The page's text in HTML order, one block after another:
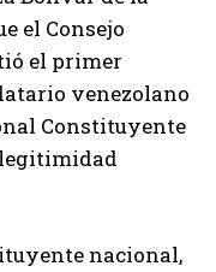
el Consejo
el primer
venezolano
Constituyente
nacional,